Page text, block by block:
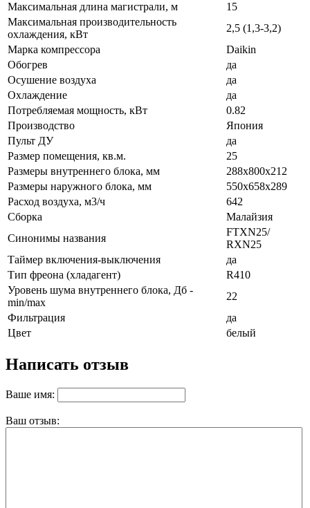
Максимальная длина магистрали, м
15
Максимальная производительность
охлаждения, кВт
2,5 (1,3-3,2)
Марка компрессора
Daikin
Обогрев
да
Осушение воздуха
да
Охлаждение
да
Потребляемая мощность, кВт
0.82
Производство
Япония
Пульт ДУ
да
Размер помещения, кв.м.
25
Размеры внутреннего блока, мм
288x800x212
Размеры наружного блока, мм
550x658x289
Расход воздуха, м3/ч
642
Сборка
Малайзия
Синонимы названия
FTXN25/
RXN25
Таймер включения-выключения
да
Тип фреона (хладагент)
R410
Уровень шума внутреннего блока, Дб -
min/max
22
Фильтрация
да
Цвет
белый
Написать отзыв
Ваше имя:
Ваш отзыв: